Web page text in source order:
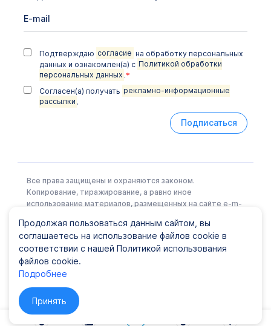
Подтверждаю согласие на обработку персональных
данных и ознакомлен(а) с Политикой обработки
персональных данных .*
Согласен(а) получать рекламно-информационные
рассылки .
Подписаться
Все права защищены и охраняются законом.
Копирование, тиражирование, а равно иное
использование материалов, размещенных на сайте e-m-
Правообладателя.
Политика конфиденциальности
© ООО EML, 2022 Лицензия № Л041-01148-78/00337441
от 25 июня 2019 г., ООО "ЕМЛ"
Продолжая пользоваться данным сайтом, вы
соглашаетесь на использование файлов cookie в
соответствии с нашей Политикой использования
файлов cookie.
Подробнее
Принять